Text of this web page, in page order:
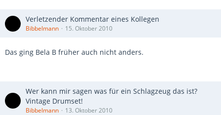
Verletzender Kommentar eines Kollegen
Bibbelmann 15. Oktober 2010
Das ging Bela B früher auch nicht anders.
Wer kann mir sagen was für ein Schlagzeug das ist?
Vintage Drumset!
Bibbelmann 13. Oktober 2010